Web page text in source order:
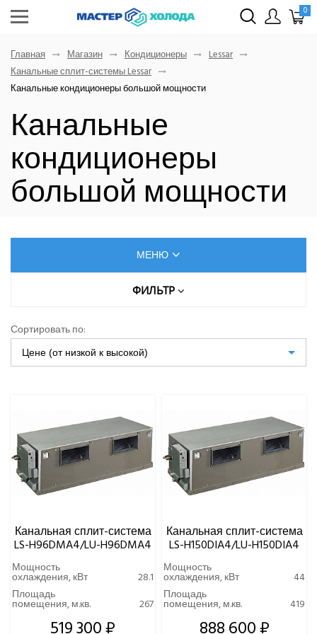
0
Главная Магазин Кондиционеры
Lessar
Канальные сплит-системы Lessar
Канальные кондиционеры большой мощности
Канальные
кондиционеры
большой мощности
МЕНЮ
AUX
Dahatsu
Denko
Ynovik
Yuetu
Aeronic
ALFACOOL
Daikin
Dantex
ECOSTAR
Electrolux
EXPERTAIR by ZILON
ФИЛЬТР
Цена (руб.)
До
МОЩНОСТЬ ОХЛАЖДЕНИЯ, КВТ
ТИП ФРЕОНА
Сортировать по:
Цене (от низкой к высокой)
Канальная сплит-система
LS-H96DMA4/LU-H96DMA4
Мощность
охлаждения, кВт
28.1
Площадь
помещения, м.кв. 267
519 300 ₽
Канальная сплит-система
LS-H150DIA4/LU-H150DIA4
Мощность
охлаждения, кВт
44
Площадь
помещения, м.кв. 419
888 600 ₽